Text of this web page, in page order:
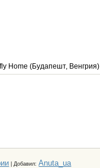
Home (Будапешт, Венгрия)
Добавил:Anuta_ua